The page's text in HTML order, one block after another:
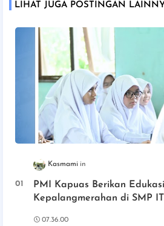
LIHAT JUGA POSTINGAN
Kasmami
PMI Kapuas Berikan
Kepalangmerahan di SMP
07.36.00